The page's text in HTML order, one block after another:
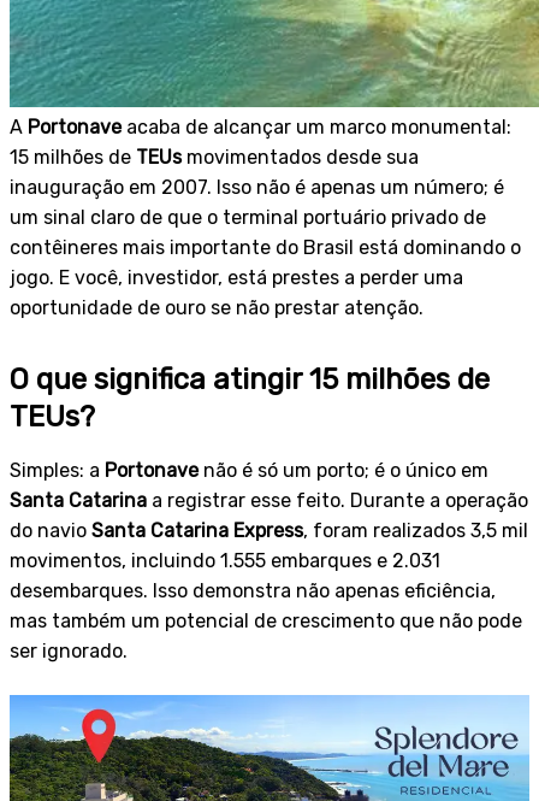
A Portonaveacaba de alcançar um marco monumental:
15 milhões de TEUsmovimentados desde sua
inauguração em 2007. Isso não é apenas um número; é
um sinal claro de que o terminal portuário privado de
contêineres mais importante do Brasil está dominando o
jogo. E você, investidor, está prestes a perder uma
oportunidade de ouro se não prestar atenção.
O que significa atingir 15 milhões de
TEUs?
Simples: a Portonavenão é só um porto; é o único em
Santa Catarina a registrar esse feito. Durante a operação
do navio Santa Catarina Express, foram realizados 3,5 mil
movimentos, incluindo 1.555 embarques e 2.031
desembarques. Isso demonstra não apenas eficiência,
mas também um potencial de crescimento que não pode
ser ignorado.